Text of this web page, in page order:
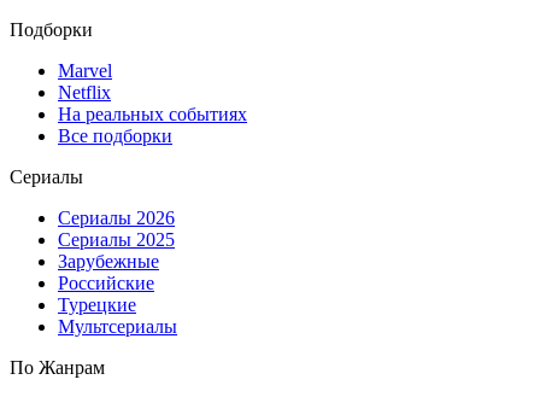
Подборки
Marvel
Netflix
На реальных событиях
Все подборки
Сериалы
Сериалы 2026
Сериалы 2025
Зарубежные
Российские
Турецкие
Мультсериалы
По Жанрам